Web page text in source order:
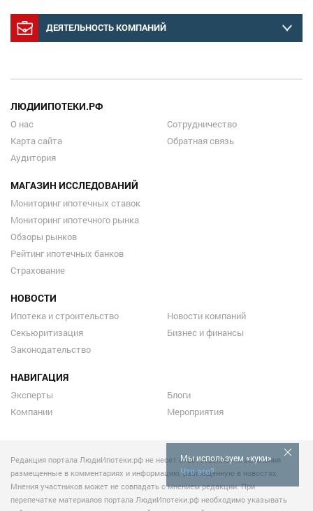
ДЕЯТЕЛЬНОСТЬ КОМПАНИЙ
Мы используем «куки»
Что это?
ЛЮДИИПОТЕКИ.РФ
О нас
Карта сайта
Аудитория
Сотрудничество
Обратная связь
МАГАЗИН ИССЛЕДОВАНИЙ
Мониторинг ипотечных ставок
Мониторинг ипотечного рынка
Обзоры рынков
Рейтинг ипотечных банков
Страхование
НОВОСТИ
Ипотека и строительство
Секьюритизация
Законодательство
Новости компаний
Бизнес и финансы
НАВИГАЦИЯ
Эксперты
Компании
Блоги
Мероприятия
Редакция портала ЛюдиИпотеки.рф не несет ответственности за мнения
размещенные в комментариях и информацию, размещенную в новостях.
Мнения участников может не совпадать с мнением редакции. При
перепечатке материалов портала ЛюдиИпотеки.рф необходимо указывать